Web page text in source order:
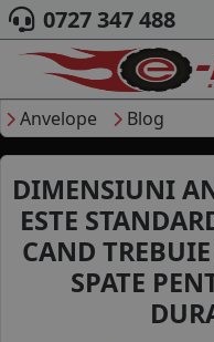
ACASA
DESPRE
CAUTARE
0727 347 488
Anvelope Blog
DIMENSIUNI
ESTE
CAND
SPATE